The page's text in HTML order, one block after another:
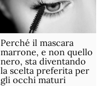
Perché il mascara
marrone, e non quello
nero, sta diventando
la scelta preferita per
gli occhi maturi